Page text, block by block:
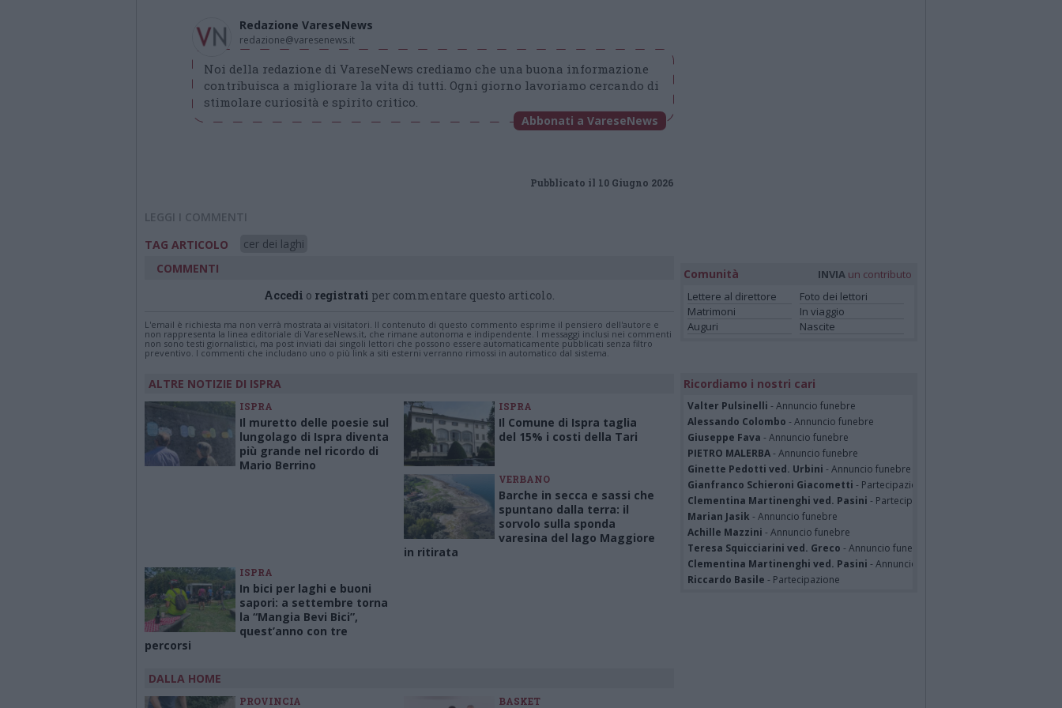
Redazione VareseNews
redazione@varesenews.it
Noi della redazione di VareseNews crediamo che una buona informazione
contribuisca a migliorare la vita di tutti. Ogni giorno lavoriamo cercando di
stimolare curiosità e spirito critico.
Abbonati a VareseNews
Pubblicato il 10 Giugno 2026
LEGGI I COMMENTI
TAG ARTICOLO
cer dei laghi
COMMENTI
Accedi o registrati per commentare questo articolo.
L'email è richiesta ma non verrà mostrata ai visitatori. Il contenuto di questo commento esprime il pensiero dell'autore e
non rappresenta la linea editoriale di VareseNews.it, che rimane autonoma e indipendente. I messaggi inclusi nei commenti
non sono testi giornalistici, ma post inviati dai singoli lettori che possono essere automaticamente pubblicati senza filtro
preventivo. I commenti che includano uno o più link a siti esterni verranno rimossi in automatico dal sistema.
ALTRE NOTIZIE DI ISPRA
ISPRA
Il muretto delle poesie sul
lungolago di Ispra diventa
più grande nel ricordo di
Mario Berrino
ISPRA
Il Comune di Ispra taglia
del 15% i costi della Tari
VERBANO
Barche in secca e sassi che
spuntano dalla terra: il
sorvolo sulla sponda
varesina del lago Maggiore
in ritirata
ISPRA
In bici per laghi e buoni
sapori: a settembre torna
la “Mangia Bevi Bici”,
quest’anno con tre
percorsi
DALLA HOME
PROVINCIA BASKET
Comunità INVIA un contributo
Lettere al direttore
Foto dei lettori
Matrimoni
In viaggio
Auguri
Nascite
Ricordiamo i nostri cari
Valter Pulsinelli - Annuncio funebre
Alessando Colombo - Annuncio funebre
Giuseppe Fava - Annuncio funebre
PIETRO MALERBA- Annuncio funebre
Ginette Pedotti ved. Urbini - Annuncio funebre
Gianfranco Schieroni Giacometti - Partecipazione
Clementina Martinenghi ved. Pasini - Partecipazione
Marian Jasik - Annuncio funebre
Achille Mazzini - Annuncio funebre
Teresa Squicciarini ved. Greco - Annuncio funebre
Clementina Martinenghi ved. Pasini - Annuncio funebre
Riccardo Basile - Partecipazione